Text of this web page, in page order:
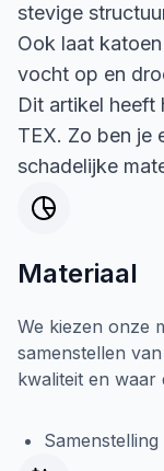
stevige
Ook laat
vocht op en
Dit artikel heeft
TEX. Zo ben je
schadelijke
Materiaal
We kiezen onze
samenstellen
kwaliteit en waar